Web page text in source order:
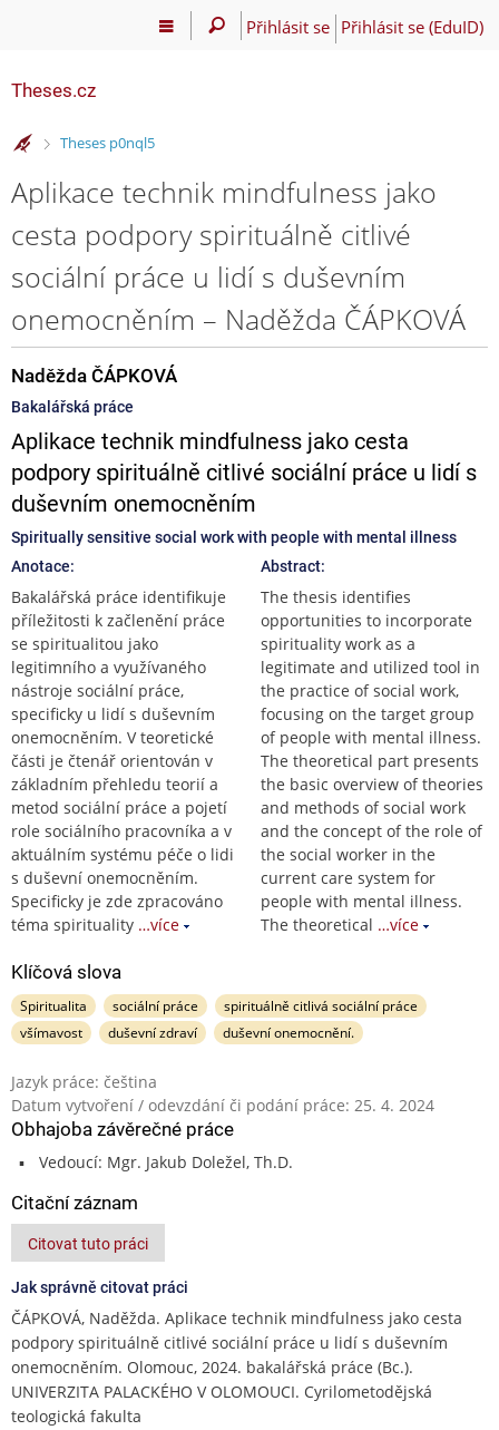
Přihlásit se Přihlásit se (EduID)
Theses.cz
>
Theses p0nql5
Aplikace technik mindfulness jako
cesta podpory spirituálně citlivé
sociální práce u lidí s duševním
onemocněním – Naděžda ČÁPKOVÁ
Naděžda ČÁPKOVÁ
Bakalářská práce
Aplikace technik mindfulness jako cesta
podpory spirituálně citlivé sociální práce u lidí s
duševním onemocněním
Spiritually sensitive social work with people with mental illness
Anotace:
Bakalářská práce identifikuje
příležitosti k začlenění práce
se spiritualitou jako
legitimního a využívaného
nástroje sociální práce,
specificky u lidí s duševním
onemocněním. V teoretické
části je čtenář orientován v
základním přehledu teorií a
metod sociální práce a pojetí
role sociálního pracovníka a v
aktuálním systému péče o lidi
s duševní onemocněním.
Specificky je zde zpracováno
téma spirituality …více
Abstract:
The thesis identifies
opportunities to incorporate
spirituality work as a
legitimate and utilized tool in
the practice of social work,
focusing on the target group
of people with mental illness.
The theoretical part presents
the basic overview of theories
and methods of social work
and the concept of the role of
the social worker in the
current care system for
people with mental illness.
The theoretical …více
Klíčová slova
Spiritualita sociální práce
spirituálně citlivá sociální práce
všímavost
duševní zdraví duševní onemocnění.
Jazyk práce: čeština
Datum vytvoření / odevzdání či podání práce: 25. 4. 2024
Obhajoba závěrečné práce
Vedoucí: Mgr. Jakub Doležel, Th.D.
Citační záznam
Citovat tuto práci
Jak správně citovat práci
ČÁPKOVÁ, Naděžda. Aplikace technik mindfulness jako cesta
podpory spirituálně citlivé sociální práce u lidí s duševním
onemocněním. Olomouc, 2024. bakalářská práce (Bc.).
UNIVERZITA PALACKÉHO V OLOMOUCI. Cyrilometodějská
teologická fakulta